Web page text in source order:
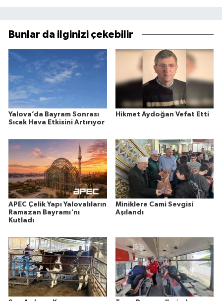
Bunlar da ilginizi çekebilir
Yalova’da Bayram Sonrası
Sıcak Hava Etkisini Artırıyor
Hikmet Aydoğan Vefat Etti
APEC Çelik Yapı Yalovalıların
Ramazan Bayramı'nı
Kutladı
Miniklere Cami Sevgisi
Aşılandı